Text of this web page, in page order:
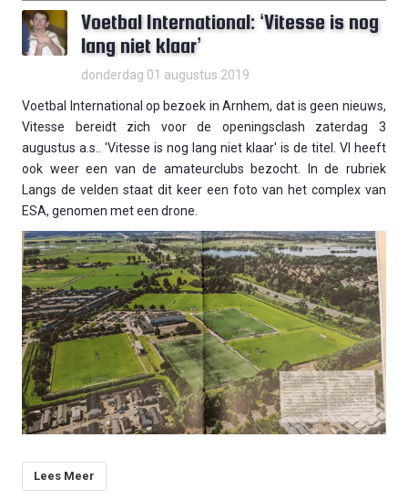
Voetbal International: ‘Vitesse is nog
lang niet klaar’
donderdag 01 augustus 2019
Voetbal International op bezoek in Arnhem, dat is geen nieuws,
Vitesse bereidt zich voor de openingsclash zaterdag 3
augustus a.s.. 'Vitesse is nog lang niet klaar' is de titel. VI heeft
ook weer een van de amateurclubs bezocht. In de rubriek
Langs de velden staat dit keer een foto van het complex van
ESA, genomen met een drone.
Lees Meer